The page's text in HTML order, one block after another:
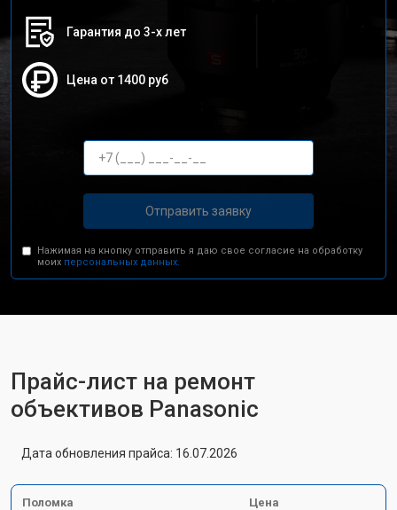
Гарантия до 3-х лет
Цена от 1400 руб
Отправить заявку
Нажимая на кнопку отправить я даю свое согласие на обработку
моих персональных данных.
Прайс-лист на ремонт
объективов Panasonic
Дата обновления прайса: 16.07.2026
Поломка Цена